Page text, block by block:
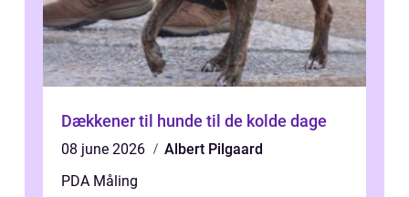
Dækkener til hunde til de kolde dage
08 june 2026
Albert Pilgaard
PDA Måling